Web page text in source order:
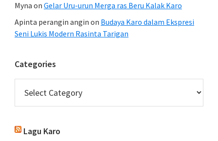
Myna on Gelar Uru-urun Merga ras Beru Kalak Karo
Apinta perangin angin on Budaya Karo dalam Ekspresi
Seni Lukis Modern Rasinta Tarigan
Categories
Lagu Karo